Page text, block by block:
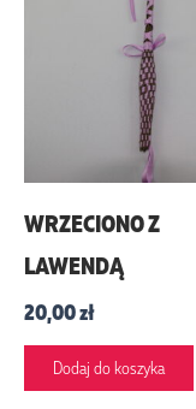
WRZECIONO Z
LAWENDĄ
20,00zł
Dodaj do koszyka